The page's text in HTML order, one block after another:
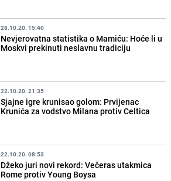
28.10.20. 15:40
Nevjerovatna statistika o Mamiću: Hoće li u
Moskvi prekinuti neslavnu tradiciju
22.10.20. 21:35
Sjajne igre krunisao golom: Prvijenac
Krunića za vodstvo Milana protiv Celtica
22.10.20. 08:53
Džeko juri novi rekord: Večeras utakmica
Rome protiv Young Boysa